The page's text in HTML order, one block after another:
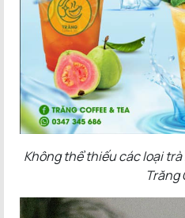
Không thể thiếu các loại
Trăng